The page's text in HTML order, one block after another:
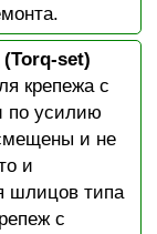
set)
крепежа с
по усилию
и не
и
шлицов типа
с